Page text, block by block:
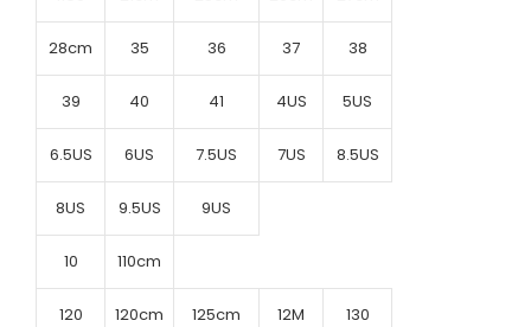
28cm 35 36 37 38
39 40 41 4US 5US
6.5US 6US 7.5US 7US 8.5US
8US 9.5US 9US
10 110cm
120 120cm 125cm 12M 130